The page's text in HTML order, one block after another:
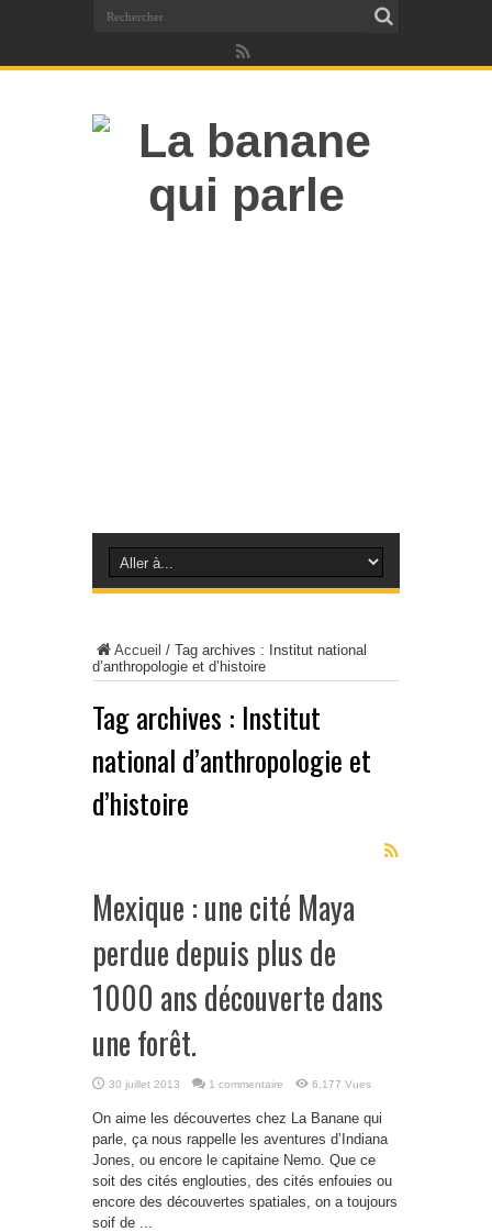
Accueil / Tag archives : Institut national
d’anthropologie et d’histoire
Tag archives : Institut
national d’anthropologie et
d’histoire
Mexique : une cité Maya
perdue depuis plus de
1000 ans découverte dans
une forêt.
30 juillet 2013 1 commentaire 6,177 Vues
On aime les découvertes chez La Banane qui
parle, ça nous rappelle les aventures d’Indiana
Jones, ou encore le capitaine Nemo. Que ce
soit des cités englouties, des cités enfouies ou
encore des découvertes spatiales, on a toujours
soif de ...